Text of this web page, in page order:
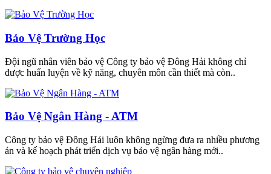
Bảo Vệ Trường Học
Đội ngũ nhân viên bảo vệ Công ty bảo vệ Đông Hải không chỉ
được huấn luyện về kỹ năng, chuyên môn cần thiết mà còn..
Bảo Vệ Ngân Hàng - ATM
Công ty bảo vệ Đông Hải luôn không ngừng đưa ra nhiều phương
án và kế hoạch phát triển dịch vụ bảo vệ ngân hàng mới..